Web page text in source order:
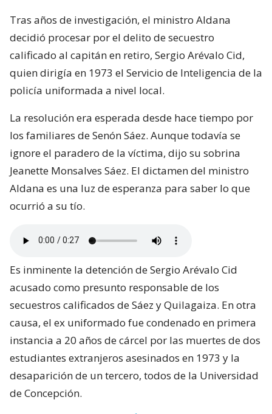
Tras años de investigación, el ministro Aldana
decidió procesar por el delito de secuestro
calificado al capitán en retiro, Sergio Arévalo Cid,
quien dirigía en 1973 el Servicio de Inteligencia de la
policía uniformada a nivel local.
La resolución era esperada desde hace tiempo por
los familiares de Senón Sáez. Aunque todavía se
ignore el paradero de la víctima, dijo su sobrina
Jeanette Monsalves Sáez. El dictamen del ministro
Aldana es una luz de esperanza para saber lo que
ocurrió a su tío.
Es inminente la detención de Sergio Arévalo Cid
acusado como presunto responsable de los
secuestros calificados de Sáez y Quilagaiza. En otra
causa, el ex uniformado fue condenado en primera
instancia a 20 años de cárcel por las muertes de dos
estudiantes extranjeros asesinados en 1973 y la
desaparición de un tercero, todos de la Universidad
de Concepción.